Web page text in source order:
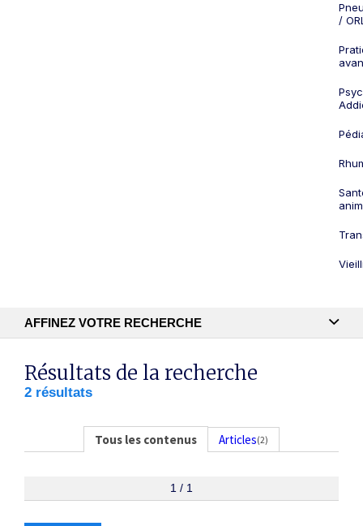
/
AFFINEZ VOTRE RECHERCHE
Recherche textuelle
Résultats de la recherche
2 résultats
Tous les contenus Articles(2)
1 / 1